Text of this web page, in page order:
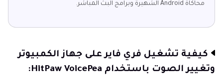
محاكاة Android الشهيرة وبرامج البث المباشر.
كيفية تشغيل فري فاير على جهاز الكمبيوتر
وتغيير الصوت باستخدام HitPaw VoicePea: